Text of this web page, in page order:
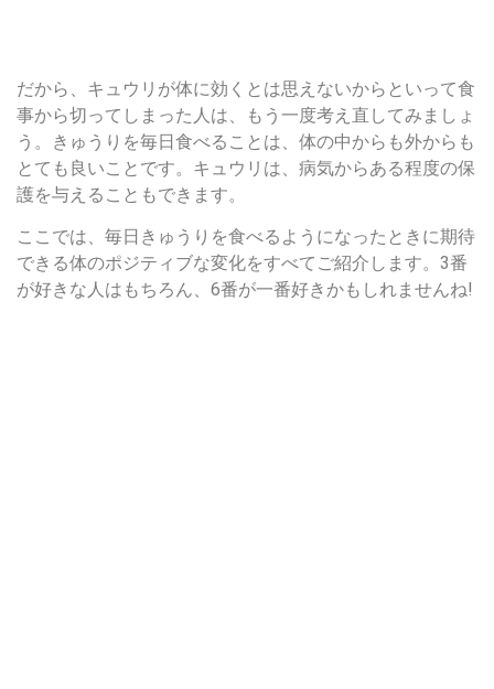
だから、キュウリが体に効くとは思えないからといって食
事から切ってしまった人は、もう一度考え直してみましょ
う。きゅうりを毎日食べることは、体の中からも外からも
とても良いことです。キュウリは、病気からある程度の保
護を与えることもできます。
ここでは、毎日きゅうりを食べるようになったときに期待
できる体のポジティブな変化をすべてご紹介します。3番
が好きな人はもちろん、6番が一番好きかもしれませんね!